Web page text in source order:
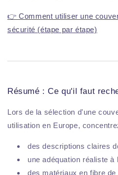
👉 Comment utiliser une
sécurité (étape par étape)
Résumé : Ce qu'il faut
Lors de la sélection d'une
utilisation en Europe,
des descriptions claires
une adéquation réaliste à
des matériaux en fibre